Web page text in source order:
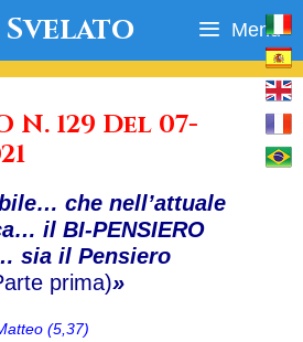
Menu
N. 129 Del 07-
che nell’attuale
il BI-PENSIERO
sia il Pensiero
prima)»
(5,37)